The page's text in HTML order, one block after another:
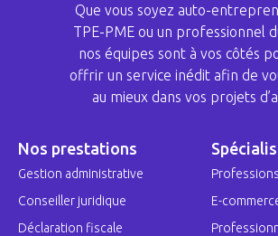
Que vous soyez auto-
TPE-PME ou un professionnel
nos équipes sont à vos côtés
offrir un service inédit afin de
au mieux dans vos projets
Nos prestations
Gestion administrative
Conseiller juridique
Déclaration fiscale
E-